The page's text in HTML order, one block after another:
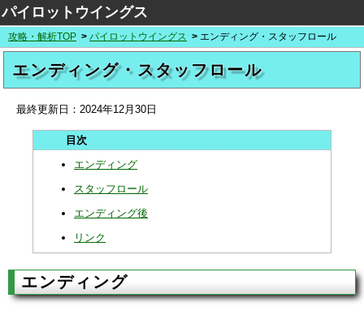
パイロットウイングス
攻略・解析TOP パイロットウイングス エンディング・スタッフロール
エンディング・スタッフロール
最終更新日： 2024年12月30日
エンディング
スタッフロール
エンディング後
リンク
エンディング